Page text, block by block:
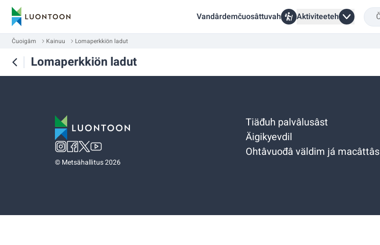
Vandârdemčuosâttuvah Aktiviteeteh
Čuoigâm Kainuu Lomaperkkiön ladut
Lomaperkkiön ladut
©Metsähallitus 2026
Tiäđuh palvâlusâst
Äigikyevdil
Ohtâvuođâ väldim já macâttâs